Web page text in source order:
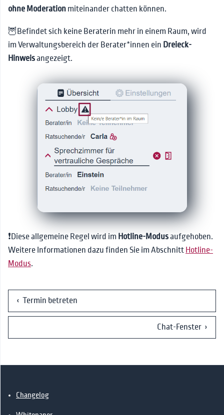
ohne Moderation miteinander chatten können.
🦉Befindet sich keine Beraterin mehr in einem Raum, wird
im Verwaltungsbereich der Berater*innen ein Dreieck-
Hinweisangezeigt.
❗Diese allgemeine Regel wird im Hotline-Modusaufgehoben.
Weitere Informationen dazu finden Sie im Abschnitt Hotline-
Modus.
‹ Termin betreten
Chat-Fenster ›
Changelog